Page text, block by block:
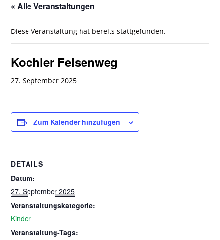
« Alle Veranstaltungen
Diese Veranstaltung hat bereits stattgefunden.
Kochler Felsenweg
27. September 2025
Zum Kalender hinzufügen
DETAILS
Datum:
27. September 2025
Veranstaltungskategorie:
Kinder
Veranstaltung-Tags: